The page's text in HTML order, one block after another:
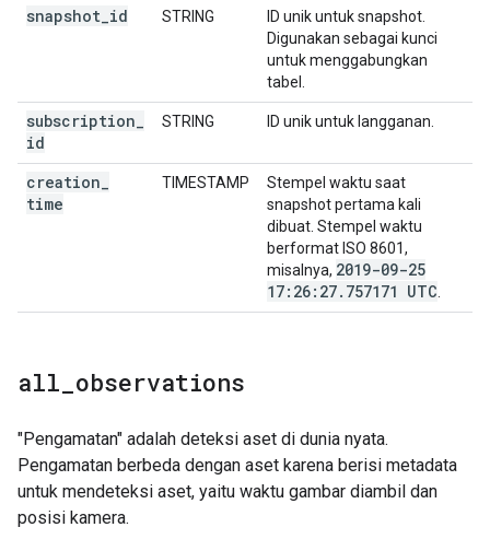
snapshot id STRING
ID unik untuk snapshot.
Digunakan sebagai kunci
untuk menggabungkan
tabel.
subscription
id
STRING ID unik untuk langganan.
creation
time
TIMESTAMP
Stempel waktu saat
snapshot pertama kali
dibuat. Stempel waktu
berformat ISO 8601,
misalnya, 2019-09-25
17:26:27. 757171 UTC
all observations
"Pengamatan" adalah deteksi aset di dunia nyata.
Pengamatan berbeda dengan aset karena berisi metadata
untuk mendeteksi aset, yaitu waktu gambar diambil dan
posisi kamera.